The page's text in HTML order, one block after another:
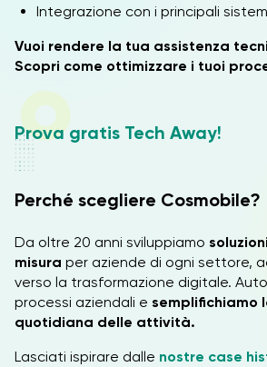
Integrazione con i principali
Vuoi rendere la tua assistenza
Scopri come ottimizzare i tuoi
Prova gratis Tech Away!
Perché scegliere Cosmobile?
Da oltre 20 anni sviluppiamo
misura per aziende di ogni settore,
verso la trasformazione digitale.
processi aziendali e semplifichiamo
quotidiana delle attività.
Lasciati ispirare dalle nostre case